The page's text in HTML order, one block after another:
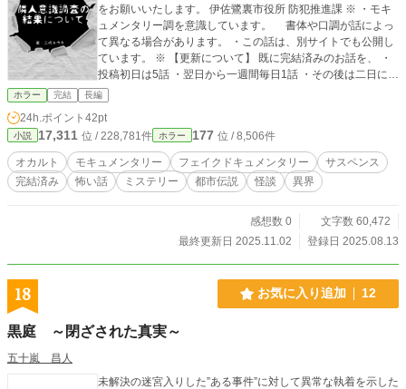
をお願いいたします。 伊佐鷺裏市役所 防犯推進課 ※ ・モキ
ュメンタリー調を意識しています。 書体や口調が話によっ
て異なる場合があります。 ・この話は、別サイトでも公開し
ています。 ※ 【更新について】 既に完結済みのお話を、 ・
投稿初日は5話 ・翌日から一週間毎日1話 ・その後は二日に一
回1話 の更新予定で進めていきます。
ホラー 完結 長編
24h.ポイント 42pt
小説 17,311 位 / 228,781件 ホラー 177 位 / 8,506件
オカルト モキュメンタリー フェイクドキュメンタリー
サスペンス
完結済み
怖い話 ミステリー 都市伝説 怪談 異界
感想数 0
文字数 60,472
最終更新日 2025.11.02
登録日 2025.08.13
18 お気に入り追加 12
黒庭 ～閉ざされた真実～
五十嵐 昌人
未解決の迷宮入りした”ある事件”に対して異常な執着を示した